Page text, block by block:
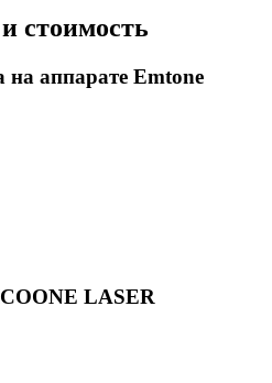
стоимость
аппарате Emtone
LASER